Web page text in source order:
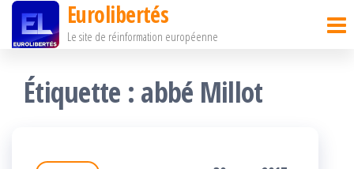
Passer
contenu
Eurolibertés
Le site de réinformation européenne
Étiquette : abbé Millot